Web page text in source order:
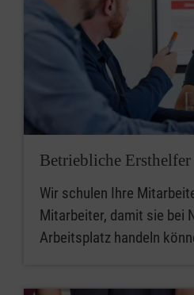
Betriebliche Ersthelfer
Wir schulen Ihre
Mitarbeiter, damit sie bei
Arbeitsplatz handeln